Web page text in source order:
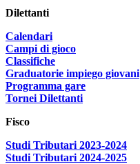
Dilettanti
Calendari
Campi di gioco
Classifiche
Graduatorie impiego giovani
Programma gare
Tornei Dilettanti
Fisco
Studi Tributari 2023-2024
Studi Tributari 2024-2025